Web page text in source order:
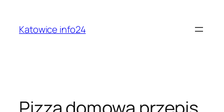
treściKatowice info24